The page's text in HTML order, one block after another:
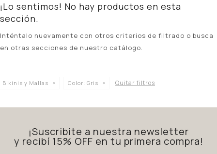
¡Lo sentimos! No hay productos en esta
sección.
Inténtalo nuevamente con otros criterios de filtrado o busca
en otras secciones de nuestro catálogo.
Bikinis y Mallas Color: Gris Quitar filtros
¡Suscribite a nuestra newsletter
y recibí 15% OFF en tu primera compra!